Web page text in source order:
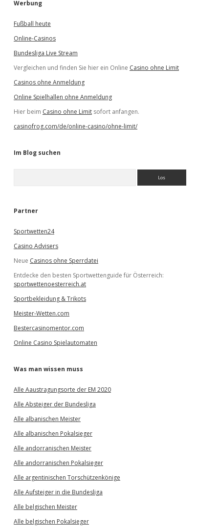
Werbung
Fußball heute
Online-Casinos
Bundesliga Live Stream
Vergleichen und finden Sie hier ein Online Casino ohne Limit
Casinos ohne Anmeldung
Online Spielhallen ohne Anmeldung
Hier beim Casino ohne Limit sofort anfangen.
casinofrog.com/de/online-casino/ohne-limit/
Im Blog suchen
e
Partner
Sportwetten24
Casino Advisers
Neue Casinos ohne Sperrdatei
Entdecke den besten Sportwettenguide für Österreich:
sportwettenoesterreich.at
Sportbekleidung & Trikots
Meister-Wetten.com
Bestercasinomentor.com
Online Casino Spielautomaten
Was man wissen muss
Alle Aaustragungsorte der EM 2020
Alle Absteiger der Bundesliga
Alle albanischen Meister
Alle albanischen Pokalsieger
Alle andorranischen Meister
Alle andorranischen Pokalsieger
Alle argentinischen Torschützenkönige
Alle Aufsteiger in die Bundesliga
Alle belgischen Meister
Alle belgischen Pokalsieger